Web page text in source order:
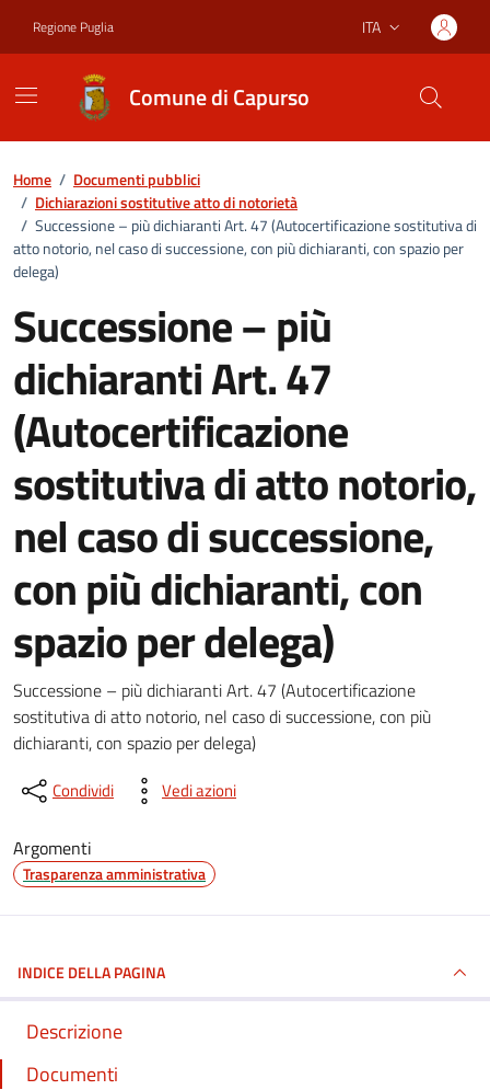
Regione Puglia Lingua attiva:
ITA
Comune di Capurso
Home / Documenti pubblici
/ Dichiarazioni sostitutive atto di notorietà
/ Successione – più dichiaranti Art. 47 (Autocertificazione sostitutiva di
atto notorio, nel caso di successione, con più dichiaranti, con spazio per
delega)
Successione – più
dichiaranti Art. 47
(Autocertificazione
sostitutiva di atto notorio,
nel caso di successione,
con più dichiaranti, con
spazio per delega)
Dettagli del documento
Successione – più dichiaranti Art. 47 (Autocertificazione
sostitutiva di atto notorio, nel caso di successione, con più
dichiaranti, con spazio per delega)
Condividi Vedi azioni
Argomenti
Trasparenza amministrativa
INDICE DELLA PAGINA
Descrizione
Documenti